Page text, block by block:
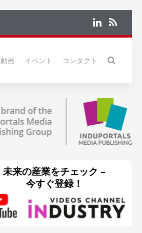
動画 イベント コンタクト
未来の産業をチェック –
今すぐ登録！